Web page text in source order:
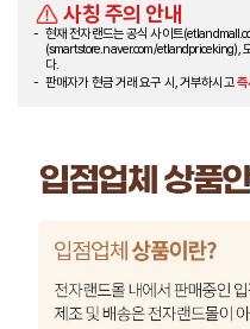
사칭 주의 안내
현재 전자랜드는 공식 사이트
(smartstore.naver.com/etlandpriceking),
다.
판매자가 현금 거래 요구 시, 거부하시고즉